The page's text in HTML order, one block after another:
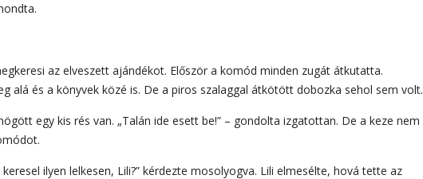
az elveszett ajándékot. Először a komód minden zugát átkutatta.
alá és a könyvek közé is. De a piros szalaggal átkötött dobozka sehol sem volt.
egy kis rés van. „Talán ide esett be!” – gondolta izgatottan. De a keze nem
ilyen lelkesen, Lili?” kérdezte mosolyogva. Lili elmesélte, hová tette az